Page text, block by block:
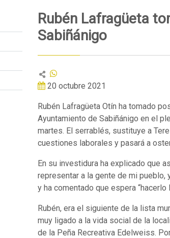
Rubén Lafragüeta
Sabiñánigo
20 octubre 2021
Rubén Lafragüeta Otín ha tomado
Ayuntamiento de Sabiñánigo en el
martes. El serrablés, sustituye a
cuestiones laborales y pasará a
En su investidura ha explicado que
representar a la gente de mi pueblo,
y ha comentado que espera “hacerlo
Rubén, era el siguiente de la lista
muy ligado a la vida social de la
de la Peña Recreativa Edelweiss.